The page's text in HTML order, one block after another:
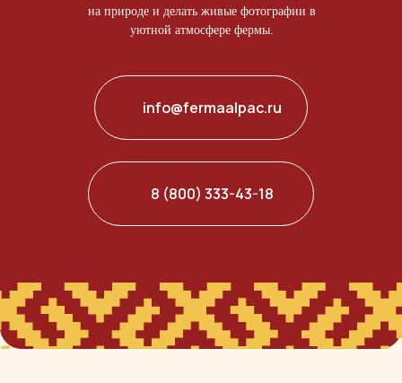
8 (800) 333-43-18
info@fermaalpac.ru
на природе и делать живые фотографии в
уютной атмосфере фермы.